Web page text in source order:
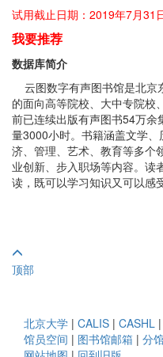
试用截止日期：2019年7月31
我要推荐
数据库简介
云图数字有声图书馆是北京
的面向高等院校、大中专院校
前已连续出版有声图书54万
量3000小时。书籍涵盖文学
济、管理、艺术、教育等多个
业创新、步入职场等内容。读
读，既可以学习知识又可以感
顶部
北京大学 | CALIS | CASHL |
馆员空间 | 图书馆邮箱 | 分